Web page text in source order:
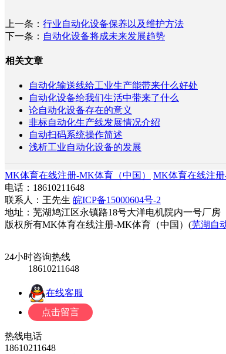
上一条： 行业自动化设备保养以及维护方法
下一条： 自动化设备将成未来发展趋势
相关文章
自动化输送线给工业生产能带来什么好处
自动化设备给我们生活中带来了什么
论自动化设备存在的意义
非标自动化生产线发展情况介绍
自动扫码系统操作简述
浅析工业自动化设备的发展
MK体育在线注册-MK体育（中国） MK体育在线注册
电话：18610211648
联系人：王先生 皖ICP备15000604号-2
地址：芜湖鸠江区永镇路18号大洋电机院内一号厂房
版权所有MK体育在线注册-MK体育（中国）(芜湖自
24小时咨询热线
18610211648
在线客服
热线电话
18610211648